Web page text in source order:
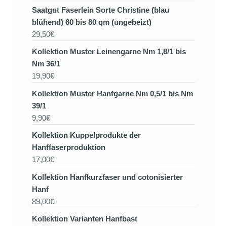
Saatgut Faserlein Sorte Christine (blau
blühend) 60 bis 80 qm (ungebeizt)
29,50€
Kollektion Muster Leinengarne Nm 1,8/1 bis
Nm 36/1
19,90€
Kollektion Muster Hanfgarne Nm 0,5/1 bis Nm
39/1
9,90€
Kollektion Kuppelprodukte der
Hanffaserproduktion
17,00€
Kollektion Hanfkurzfaser und cotonisierter
Hanf
89,00€
Kollektion Varianten Hanfbast